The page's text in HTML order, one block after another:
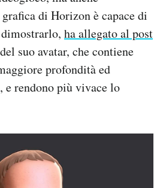
di Horizon è capace di
ha allegato al post
suo avatar, che contiene
profondità ed
e rendono più vivace lo